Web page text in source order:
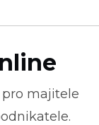
majitele